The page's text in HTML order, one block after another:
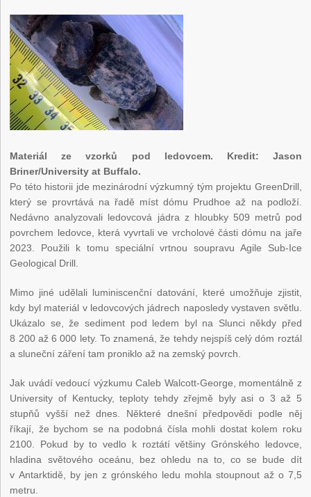
Materiál ze vzorků pod ledovcem. Kredit: Jason
Briner/University at Buffalo.
Po této historii jde mezinárodní výzkumný tým projektu GreenDrill,
který se provrtává na řadě míst dómu Prudhoe až na podloží.
Nedávno analyzovali ledovcová jádra z hloubky 509 metrů pod
povrchem ledovce, která vyvrtali ve vrcholové části dómu na jaře
2023. Použili k tomu speciální vrtnou soupravu Agile Sub-Ice
Geological Drill.
Mimo jiné udělali luminiscenční datování, které umožňuje zjistit,
kdy byl materiál v ledovcových jádrech naposledy vystaven světlu.
Ukázalo se, že sediment pod ledem byl na Slunci někdy před
8 200 až 6 000 lety. To znamená, že tehdy nejspíš celý dóm roztál
a sluneční záření tam proniklo až na zemský povrch.
Jak uvádí vedoucí výzkumu Caleb Walcott-George, momentálně z
University of Kentucky, teploty tehdy zřejmě byly asi o 3 až 5
stupňů vyšší než dnes. Některé dnešní předpovědi podle něj
říkají, že bychom se na podobná čísla mohli dostat kolem roku
2100. Pokud by to vedlo k roztátí většiny Grónského ledovce,
hladina světového oceánu, bez ohledu na to, co se bude dít
v Antarktidě, by jen z grónského ledu mohla stoupnout až o 7,5
metru.